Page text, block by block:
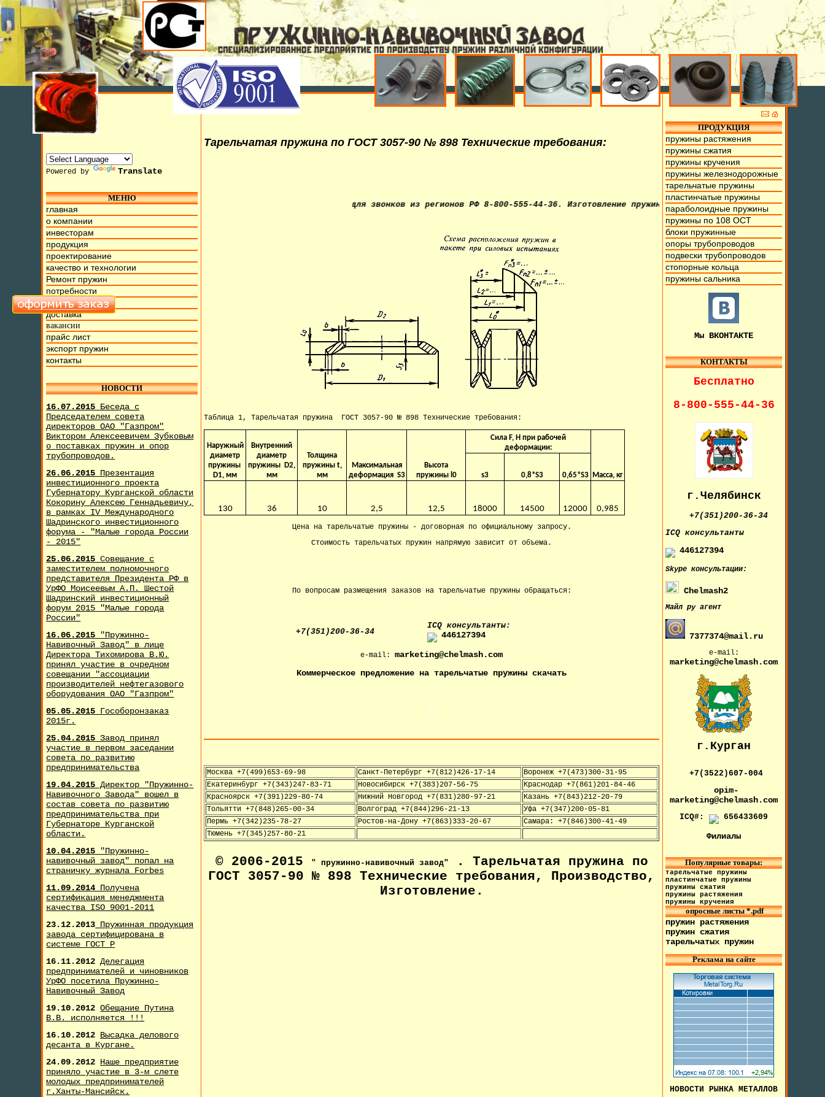
Powered by Translate
МЕНЮ
главная
о компании
инвесторам
продукция
проектирование
качество и технологии
Ремонт пружин
потребности
фото и видео
доставка
вакансии
прайс лист
экспорт пружин
контакты
НОВОСТИ
16.07.2015 Беседа с
Председателем совета
директоров ОАО "Газпром"
Виктором Алексеевичем Зубковым
о поставках пружин и опор
трубопроводов.
26.06.2015 Презентация
инвестиционного проекта
Губернатору Курганской области
Кокорину Алексею Геннадьевичу,
в рамках IV Международного
Шадринского инвестиционного
форума - "Малые города России
- 2015"
25.06.2015Совещание с
заместителем полномочного
представителя Президента РФ в
УрФО Моисеевым А.П. Шестой
Шадринский инвестиционный
форум 2015 "Малые города
России"
16.06.2015
"Пружинно-
Навивочный Завод" в лице
Директора Тихомирова В.Ю.
принял участие в очредном
совещании "ассоциации
производителей нефтегазового
оборудования ОАО "Газпром"
05.05.2015 Гособоронзаказ
2015г.
25.04.2015 Завод принял
участие в первом заседании
совета по развитию
предпринимательства
19.04.2015 Директор "Пружинно-
Навивочного Завода" вошел в
состав совета по развитию
предпринимательства при
Губернаторе Курганской
области.
10.04.2015 "Пружинно-
навивочный завод" попал на
страничку журнала Forbes
11.09.2014 Получена
сертификация менеджмента
качества ISO 9001-2011
23.12.2013 Пружинная продукция
завода сертифицирована в
системе ГОСТ Р
16.11.2012Делегация
предпринимателей и чиновников
УрФО посетила Пружинно-
Навивочный Завод
19.10.2012Обещание Путина
В.В. исполняется !!!
16.10.2012 Высадка делового
десанта в Кургане.
24.09.2012 Наше предприятие
приняло участие в 3-м слете
молодых предпринимателей
г.Ханты-Мансийск.
Тарельчатая пружина по ГОСТ 3057-90 № 898 Технические требования:
Июля 2015г. Мы находимся на ул. Труда, д.17. Бесплатный номер для звонков из регионов РФ 8-800-555-44-36. Изготовление пружин из проволоки от 0,1мм. до 70мм.,
Таблица 1, Тарельчатая пружина ГОСТ 3057-90 № 898 Технические требования:
Наружный
диаметр
пружины
D1, мм
Внутренний
диаметр
пружины D2,
мм
Толщина
пружины t,
мм
Максимальная
деформация S3
Высота
пружины l0
Сила F, H при рабочей
деформации:
Масса, кг
s3 0,8*S3 0,65*S3
130 36 10 2,5 12,5 18000 14500 12000 0,985
Цена на тарельчатые пружины - договорная по официальному запросу.
Стоимость тарельчатых пружин напрямую зависит от объема.
По вопросам размещения заказов на тарельчатые пружины обращаться:
+7(351)200-36-34
IСQ консультанты:
446127394
e-mail:marketing@chelmash.com
Коммерческое предложение на тарельчатые пружины скачать
Москва +7(499)653-69-98 Санкт-Петербург +7(812)426-17-14
Воронеж +7(473)300-31-95
Екатеринбург +7(343)247-83-71
Новосибирск +7(383)207-56-75
Краснодар +7(861)201-84-46
Красноярск +7(391)229-80-74
Нижний Новгород +7(831)280-97-21
Казань +7(843)212-20-79
Тольятти +7(848)265-00-34
Волгоград +7(844)296-21-13
Уфа +7(347)200-05-81
Пермь +7(342)235-78-27
Ростов-на-Дону +7(863)333-20-67
Самара: +7(846)300-41-49
Тюмень +7(345)257-80-21
© 2006-2015 " пружинно-навивочный завод"
. Тарельчатая пружина по
ГОСТ 3057-90 № 898 Технические требования, Производство,
Изготовление .
ПРОДУКЦИЯ
пружины растяжения
пружины сжатия
пружины кручения
пружины железнодорожные
тарельчатые пружины
пластинчатые пружины
параболоидные пружины
пружины по 108 ОСТ
блоки пружинные
опоры трубопроводов
подвески трубопроводов
стопорные кольца
пружины сальника
Мы ВКОНТАКТЕ
КОНТАКТЫ
Бесплатно
8-800-555-44-36
г.Челябинск
+7(351)200-36-34
IСQ консультанты
446127394
Skypeконсультации:
Chelmash2
Майл ру агент
7377374@mail.ru
e-mail:
marketing@chelmash.com
г.Курган
+7(3522)607-004
opim-
marketing@chelmash.com
ICQ#: 656433609
Филиалы
Популярные товары:
тарельчатые пружины
пластинчатые пружины
пружины сжатия
пружины растяжения
пружины кручения
опросные листы *.pdf
пружин растяжения
пружин сжатия
тарельчатых пружин
Реклама на сайте
НОВОСТИ РЫНКА МЕТАЛЛОВ